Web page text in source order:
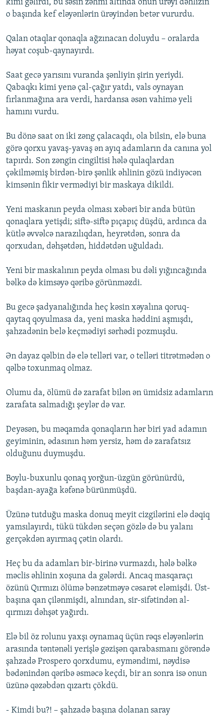
kimi gəlirdi, bu səsin zəhmi altında onun ürəyi dəhlizin
o başında kef eləyənlərin ürəyindən betər vururdu.
Qalan otaqlar qonaqla ağzınacan doluydu – oralarda
həyat coşub-qaynayırdı.
Saat gecə yarısını vuranda şənliyin şirin yeriydi.
Qabaqkı kimi yenə çal-çağır yatdı, vals oynayan
fırlanmağına ara verdi, hardansa əsən vahimə yeli
hamını vurdu.
Bu dönə saat on iki zəng çalacaqdı, ola bilsin, elə buna
görə qorxu yavaş-yavaş ən ayıq adamların da canına yol
tapırdı. Son zəngin cingiltisi hələ qulaqlardan
çəkilməmiş birdən-birə şənlik əhlinin gözü indiyəcən
kimsənin fikir vermədiyi bir maskaya dikildi.
Yeni maskanın peyda olması xəbəri bir anda bütün
qonaqlara yetişdi; siftə-siftə pıçapıç düşdü, ardınca da
kütlə əvvəlcə narazılıqdan, heyrətdən, sonra da
qorxudan, dəhşətdən, hiddətdən uğuldadı.
Yeni bir maskalının peyda olması bu dəli yığıncağında
bəlkə də kimsəyə qəribə görünməzdi.
Bu gecə şadyanalığında heç kəsin xəyalına qoruq-
qaytaq qoyulmasa da, yeni maska həddini aşmışdı,
şahzadənin belə keçmədiyi sərhədi pozmuşdu.
Ən dayaz qəlbin də elə telləri var, o telləri titrətmədən o
qəlbə toxunmaq olmaz.
Olumu da, ölümü də zarafat bilən ən ümidsiz adamların
zarafata salmadığı şeylər də var.
Deyəsən, bu məqamda qonaqların hər biri yad adamın
geyiminin, ədasının həm yersiz, həm də zarafatsız
olduğunu duymuşdu.
Boylu-buxunlu qonaq yorğun-üzgün görünürdü,
başdan-ayağa kəfənə bürünmüşdü.
Üzünə tutduğu maska donuq meyit cizgilərini elə dəqiq
yamsılayırdı, tükü tükdən seçən gözlə də bu yalanı
gerçəkdən ayırmaq çətin olardı.
Heç bu da adamları bir-birinə vurmazdı, hələ bəlkə
məclis əhlinin xoşuna da gələrdi. Ancaq masqaraçı
özünü Qırmızı ölümə bənzətməyə cəsarət eləmişdi. Üst-
başına qan çilənmişdi, alnından, sir-sifətindən al-
qırmızı dəhşət yağırdı.
Elə bil öz rolunu yaxşı oynamaq üçün rəqs eləyənlərin
arasında təntənəli yerişlə gəzişən qarabasmanı görəndə
şahzadə Prospero qorxdumu, eyməndimi, nəydisə
bədənindən qəribə əsməcə keçdi, bir an sonra isə onun
üzünə qəzəbdən qızartı çökdü.
- Kimdi bu?! – şahzadə başına dolanan saray